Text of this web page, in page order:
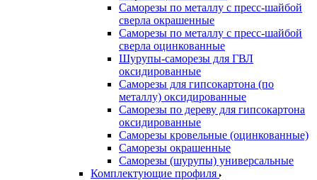
Саморезы по металлу с пресс-шайбой
сверла окрашенные
Саморезы по металлу с пресс-шайбой
сверла оцинкованные
Шурупы-саморезы для ГВЛ
оксидированные
Саморезы для гипсокартона (по
металлу) оксидированные
Саморезы по дереву для гипсокартона
оксидированные
Саморезы кровельные (оцинкованные)
Саморезы окрашенные
Саморезы (шурупы) универсальные
Комплектующие профиля